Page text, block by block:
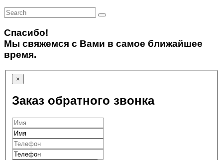
Спасибо!
Мы свяжемся с Вами в самое ближайшее
время.
×
Заказ обратного звонка